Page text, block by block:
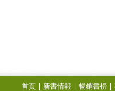
首頁 新書情報 暢銷書榜